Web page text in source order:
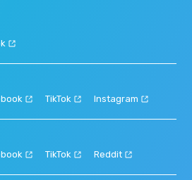
TikTok Instagram
TikTok Reddit